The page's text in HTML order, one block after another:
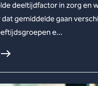
deeltijdfactor in zorg en
gemiddelde gaan
e...